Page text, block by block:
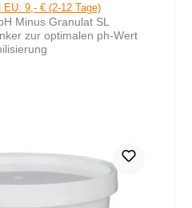
EU: 9,- € (2-12 Tage)
Minus Granulat SL
zur optimalen ph-Wert